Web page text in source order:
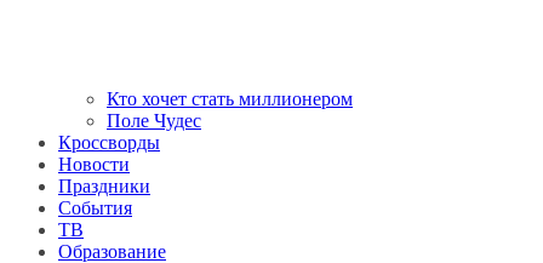
Кто хочет стать миллионером
Поле Чудес
Кроссворды
Новости
Праздники
События
ТВ
Образование